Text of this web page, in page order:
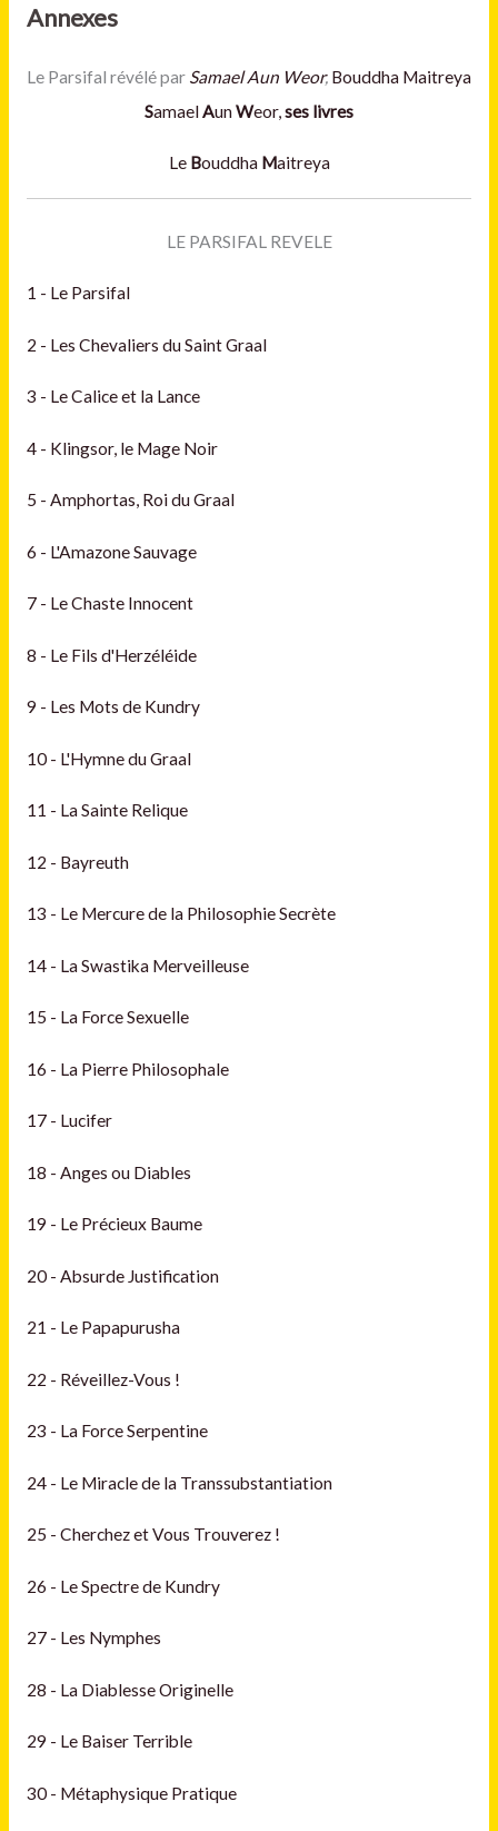
Annexes
Le Parsifal révélé par Samael Aun Weor, Bouddha Maitreya
SamaelAunWeor,ses livres
Le Bouddha Maitreya
LE PARSIFAL REVELE
1 - Le Parsifal
2 - Les Chevaliers du Saint Graal
3 - Le Calice et la Lance
4 - Klingsor, le Mage Noir
5 - Amphortas, Roi du Graal
6 - L'Amazone Sauvage
7 - Le Chaste Innocent
8 - Le Fils d'Herzéléide
9 - Les Mots de Kundry
10 - L'Hymne du Graal
11 - La Sainte Relique
12 - Bayreuth
13 - Le Mercure de la Philosophie Secrète
14 - La Swastika Merveilleuse
15 - La Force Sexuelle
16 - La Pierre Philosophale
17 - Lucifer
18 - Anges ou Diables
19 - Le Précieux Baume
20 - Absurde Justification
21 - Le Papapurusha
22 - Réveillez-Vous !
23 - La Force Serpentine
24 - Le Miracle de la Transsubstantiation
25 - Cherchez et Vous Trouverez !
26 - Le Spectre de Kundry
27 - Les Nymphes
28 - La Diablesse Originelle
29 - Le Baiser Terrible
30 - Métaphysique Pratique